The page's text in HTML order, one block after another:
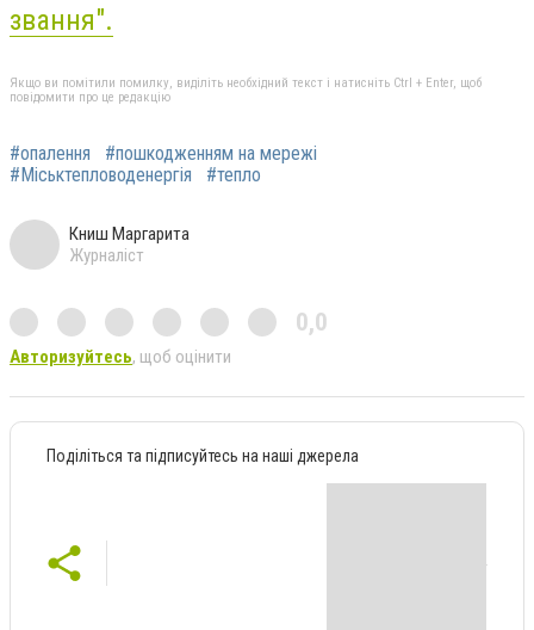
звання".
Якщо ви помітили помилку, виділіть необхідний текст і натисніть Ctrl + Enter, щоб
повідомити про це редакцію
#опалення
#пошкодженням на мережі
#Міськтепловоденергія
#тепло
Книш Маргарита
Журналіст
0,0
Авторизуйтесь, щоб оцінити
Поділіться та підписуйтесь на наші джерела